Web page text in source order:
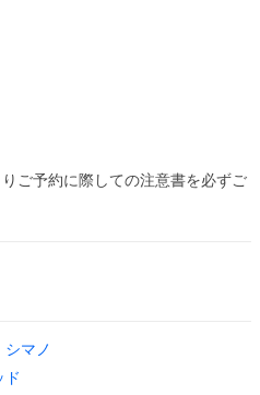
ご予約に際しての注意書を必ずご
シマノ
ド